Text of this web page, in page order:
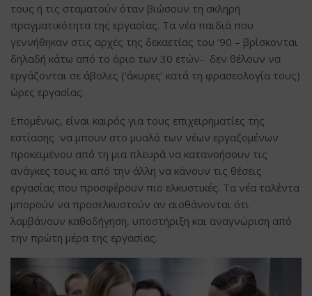
τους ή τις σταματούν όταν βιώσουν τη σκληρή
πραγματικότητα της εργασίας. Τα νέα παιδιά που
γεννήθηκαν στις αρχές της δεκαετίας του ’90 – βρίσκονται
δηλαδή κάτω από το όριο των 30 ετών- δεν θέλουν να
εργάζονται σε άβολες (‘άκυρες’ κατά τη φρασεολογία τους)
ώρες εργασίας.
Επομένως, είναι καιρός για τους επιχειρηματίες της
εστίασης να μπουν στο μυαλό των νέων εργαζομένων
προκειμένου από τη μια πλευρά να κατανοήσουν τις
ανάγκες τους κι από την άλλη να κάνουν τις θέσεις
εργασίας που προσφέρουν πιο ελκυστικές. Τα νέα ταλέντα
μπορούν να προσελκυστούν αν αισθάνονται ότι
λαμβάνουν καθοδήγηση, υποστήριξη και αναγνώριση από
την πρώτη μέρα της εργασίας.